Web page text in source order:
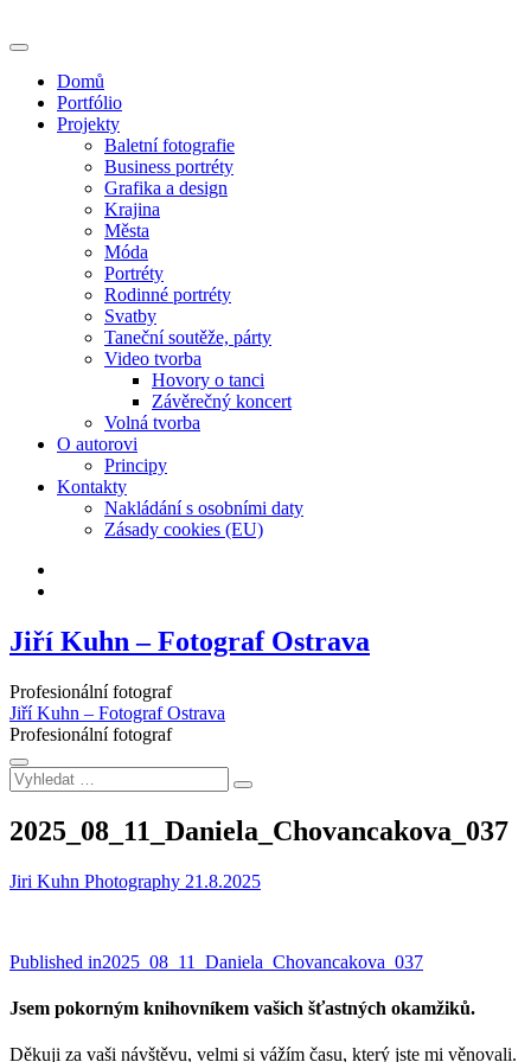
to
Domů
Portfólio
Projekty
Baletní fotografie
Business portréty
Grafika a design
Krajina
Města
Móda
Portréty
Rodinné portréty
Svatby
Taneční soutěže, párty
Video tvorba
Hovory o tanci
Závěrečný koncert
Volná tvorba
O autorovi
Principy
Kontakty
Nakládání s osobními daty
Zásady cookies (EU)
Jiří Kuhn – Fotograf Ostrava
Profesionální fotograf
Jiří Kuhn – Fotograf Ostrava
Profesionální fotograf
Vyhledat
…
2025_08_11_Daniela_Chovancakova_037
Jiri Kuhn Photography 21.8.2025
Navigace
pro
Published in2025_08_11_Daniela_Chovancakova_037
Jsem pokorným knihovníkem vašich šťastných okamžiků.
Děkuji za vaši návštěvu, velmi si vážím času, který jste mi věnovali.